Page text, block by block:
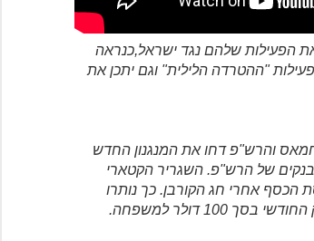
הפעילות שלהם נגד ישראל,כנראה
"ההטרדה הלילית" וגם יתכן את
והרש"פ דחו את המנגנון החדש
של הרש"פ. השגריר הקטארי
הכסף אחרי חג הקורבן. כך נותרו